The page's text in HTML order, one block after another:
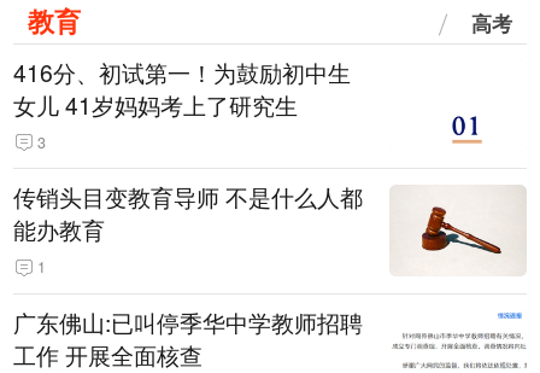
教育 高考
416分、初试第一！为鼓励初中生
女儿 41岁妈妈考上了研究生
3
传销头目变教育导师 不是什么人都
能办教育
1
广东佛山:已叫停季华中学教师招聘
工作 开展全面核查